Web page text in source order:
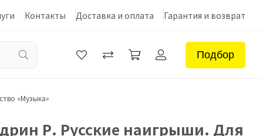
Контакты Доставка и оплата Гарантия и возврат
Подбор
«Музыка»
Р. Русские наигрыши. Для